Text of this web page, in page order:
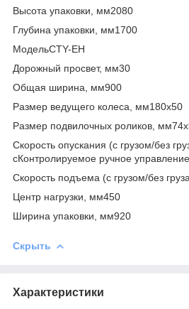
Высота упаковки, мм2080
Глубина упаковки, мм1700
МодельCTY-EH
Дорожный просвет, мм30
Общая ширина, мм900
Размер ведущего колеса, мм180х50
Размер подвилочных роликов,
Скорость опускания (с грузом/без
сКонтролируемое ручное управление
Скорость подъема (с грузом/без
Центр нагрузки, мм450
Ширина упаковки, мм920
Скрыть
Характеристики